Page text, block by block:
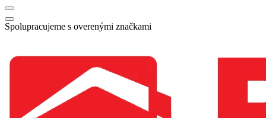
Spolupracujeme s overenými značkami